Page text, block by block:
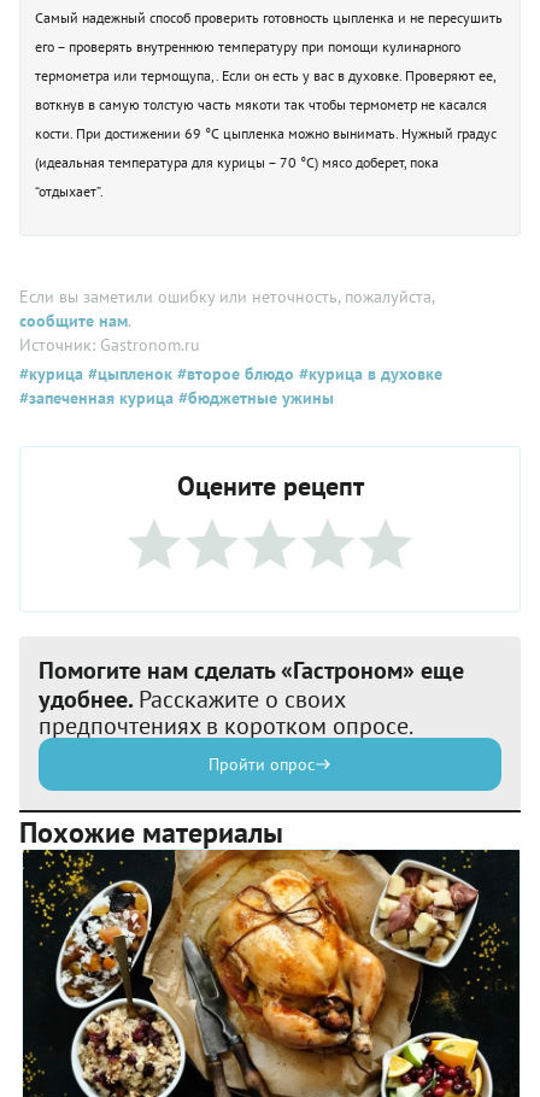
Самый надежный способ проверить готовность цыпленка и не пересушить
его – проверять внутреннюю температуру при помощи кулинарного
термометра или термощупа,. Если он есть у вас в духовке. Проверяют ее,
воткнув в самую толстую часть мякоти так чтобы термометр не касался
кости. При достижении 69 °С цыпленка можно вынимать. Нужный градус
(идеальная температура для курицы – 70 °С) мясо доберет, пока
“отдыхает”.
Если вы заметили ошибку или неточность, пожалуйста,
сообщите нам.
Источник: Gastronom.ru
#курица #цыпленок #второе блюдо #курица в духовке
#запеченная курица #бюджетные ужины
Оцените рецепт
Помогите нам сделать «Гастроном» еще
удобнее. Расскажите о своих
предпочтениях в коротком опросе.
Пройти опрос
Похожие материалы